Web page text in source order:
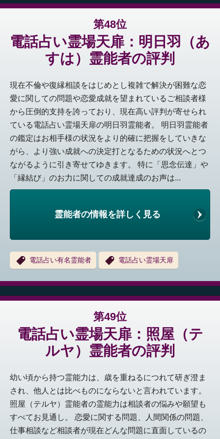
第48位
電話占い霊場天扉：明日羽（あ
すは）霊能者の評判
現在不倫や復縁相談をはじめとし複雑で解決が困難な恋
愛に関しての問題や恋愛成就を望まれているご相談者様
から圧倒的支持を誇っており、現在高い評判が寄せられ
ている電話占い霊場天扉の明日羽霊能者。 明日羽霊能者
の鑑定はお相手様の状況をより的確に把握をしていきな
がら、より強い成就への決定打となるための状況へとつ
ながるように引き寄せてゆきます。 特に「思念伝達」や
「縁結び」のお力に関しての成就達成のお声は...
霊能者の情報を詳しく見る
電話占い有名霊能者 電話占い霊場天扉
第49位
電話占い霊場天扉：照屋（テ
ルヤ）霊能者の評判
幼い頃から持つ霊能力は、歳を重ねるにつれて研ぎ澄ま
され、他人とは比べものにならないと言われています。
照屋（テルヤ）霊能者の霊能力は相談者の悩みや願望も
すべてお見通し。 恋愛に関する問題、人間関係の問題、
仕事相談など相談者が現在どんな問題に直面しているの